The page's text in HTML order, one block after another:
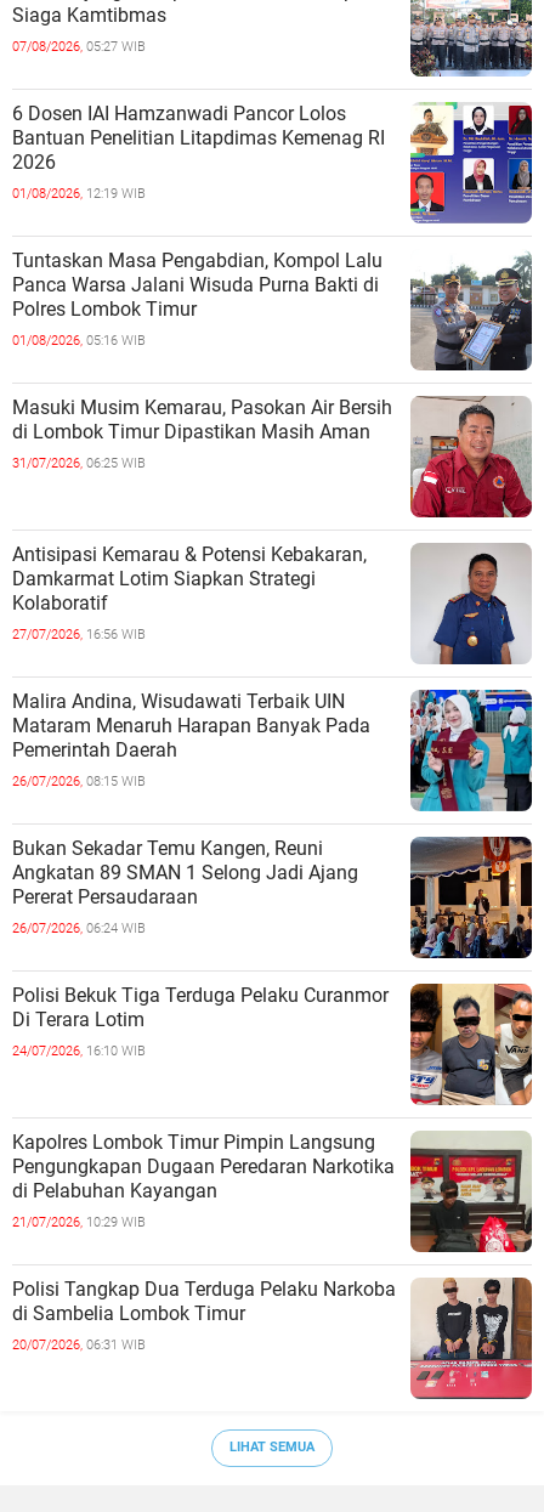
Siaga Kamtibmas
07/08/2026, 05:27 WIB
6 Dosen IAI Hamzanwadi Pancor Lolos
Bantuan Penelitian Litapdimas Kemenag RI
2026
01/08/2026, 12:19 WIB
Tuntaskan Masa Pengabdian, Kompol Lalu
Panca Warsa Jalani Wisuda Purna Bakti di
Polres Lombok Timur
01/08/2026, 05:16 WIB
Masuki Musim Kemarau, Pasokan Air Bersih
di Lombok Timur Dipastikan Masih Aman
31/07/2026, 06:25 WIB
Antisipasi Kemarau & Potensi Kebakaran,
Damkarmat Lotim Siapkan Strategi
Kolaboratif
27/07/2026, 16:56 WIB
Malira Andina, Wisudawati Terbaik UIN
Mataram Menaruh Harapan Banyak Pada
Pemerintah Daerah
26/07/2026, 08:15 WIB
Bukan Sekadar Temu Kangen, Reuni
Angkatan 89 SMAN 1 Selong Jadi Ajang
Pererat Persaudaraan
26/07/2026, 06:24 WIB
Polisi Bekuk Tiga Terduga Pelaku Curanmor
Di Terara Lotim
24/07/2026, 16:10 WIB
Kapolres Lombok Timur Pimpin Langsung
Pengungkapan Dugaan Peredaran Narkotika
di Pelabuhan Kayangan
21/07/2026, 10:29 WIB
Polisi Tangkap Dua Terduga Pelaku Narkoba
di Sambelia Lombok Timur
20/07/2026, 06:31 WIB
LIHAT SEMUA